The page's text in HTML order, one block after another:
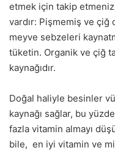
etmek için takip
vardır: Pişmemiş ve
meyve sebzeleri
tüketin. Organik ve çiğ
kaynağıdır.
Doğal haliyle besinler
kaynağı sağlar, bu
fazla vitamin almayı
bile, en iyi vitamin ve